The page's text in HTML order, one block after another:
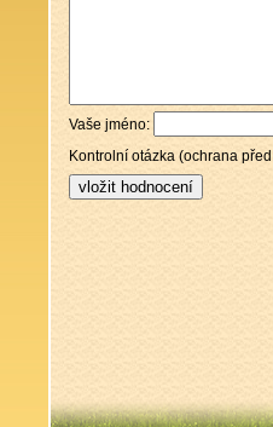
Vaše jméno:
Kontrolní otázka (ochrana